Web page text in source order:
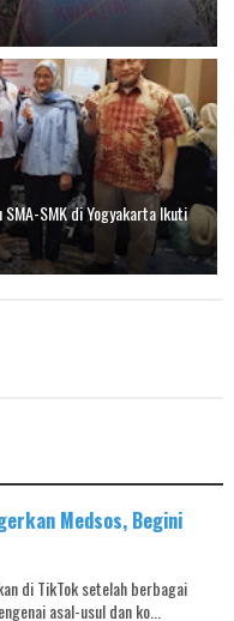
SMK di Yogyakarta Ikuti
Medsos, Begini
di TikTok setelah berbagai
asal-usul dan ko...